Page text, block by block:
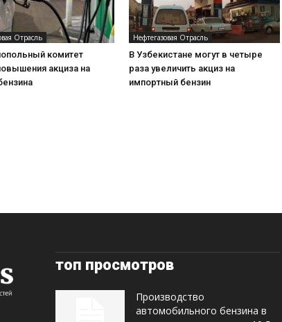
Отрасль
комитет
акциза на
Нефтегазовая Отрасль
В Узбекистане могут в четыре
раза увеличить акциз на
импортный бензин
топ просмотров
Производство
автомобильного бензина в